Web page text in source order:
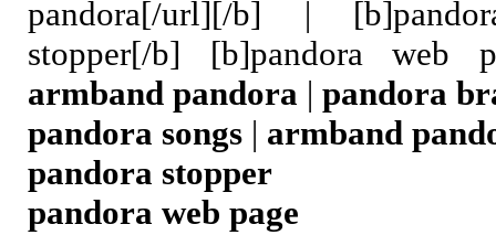
pandora[/url][/b] |
stopper[/b] [b]pandora web
armband pandora | pandora
pandora songs | armband
pandora stopper
pandora web page